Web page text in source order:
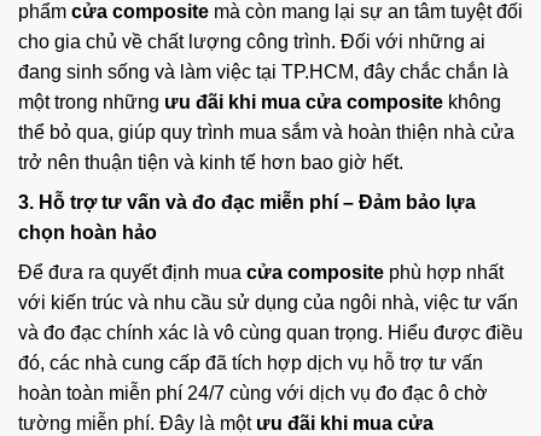
phẩm cửa composite mà còn mang lại sự an tâm tuyệt đối
cho gia chủ về chất lượng công trình. Đối với những ai
đang sinh sống và làm việc tại TP.HCM, đây chắc chắn là
một trong những ưu đãi khi mua cửa composite không
thể bỏ qua, giúp quy trình mua sắm và hoàn thiện nhà cửa
trở nên thuận tiện và kinh tế hơn bao giờ hết.
3. Hỗ trợ tư vấn và đo đạc miễn phí – Đảm bảo lựa
chọn hoàn hảo
Để đưa ra quyết định mua cửa composite phù hợp nhất
với kiến trúc và nhu cầu sử dụng của ngôi nhà, việc tư vấn
và đo đạc chính xác là vô cùng quan trọng. Hiểu được điều
đó, các nhà cung cấp đã tích hợp dịch vụ hỗ trợ tư vấn
hoàn toàn miễn phí 24/7 cùng với dịch vụ đo đạc ô chờ
tường miễn phí. Đây là một ưu đãi khi mua cửa